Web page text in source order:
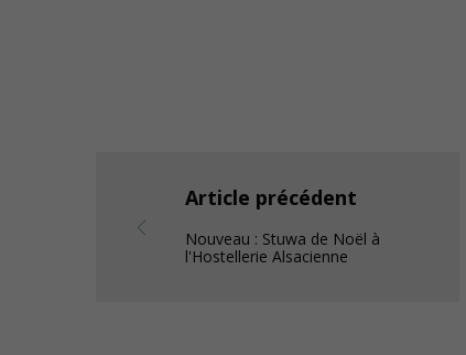
Article précédent
Nouveau : Stuwa de Noël à
l'Hostellerie Alsacienne